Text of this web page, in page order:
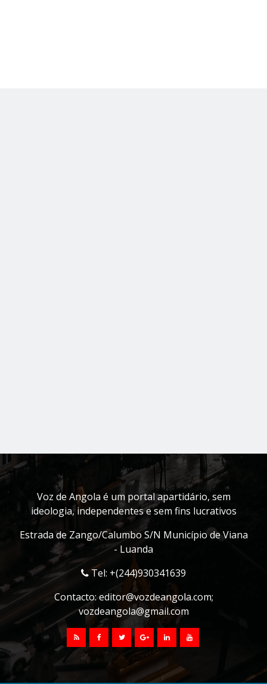
Voz de Angola é um portal apartidário, sem
ideologia, independentes e sem fins lucrativos
Estrada de Zango/Calumbo S/N Município de Viana
- Luanda
Tel: +(244)930341639
Contacto:editor@vozdeangola.com;
vozdeangola@gmail.com